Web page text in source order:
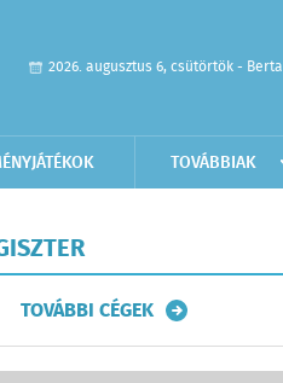
2026. augusztus 6, csütörtök - Berta
TOVÁBBIAK
TOVÁBBI CÉGEK